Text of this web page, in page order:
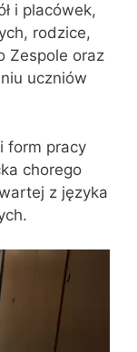
i placówek,
rodzice,
Zespole oraz
uczniów
form pracy
chorego
z języka